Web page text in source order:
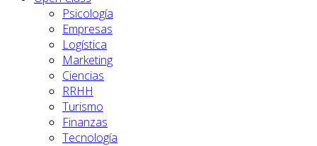
Psicología
Empresas
Logística
Marketing
Ciencias
RRHH
Turismo
Finanzas
Tecnología